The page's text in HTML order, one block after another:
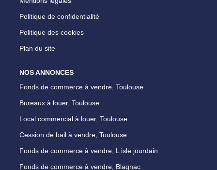
Politique de confidentialité
Politique des cookies
Plan du site
NOS ANNONCES
Fonds de commerce à vendre, Toulouse
Bureaux à louer, Toulouse
Local commercial à louer, Toulouse
Cession de bail à vendre, Toulouse
Fonds de commerce à vendre, L isle jourdain
Fonds de commerce à vendre, Blagnac